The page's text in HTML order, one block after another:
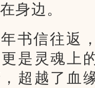
身边。
书信往返
是灵魂上
超越了血